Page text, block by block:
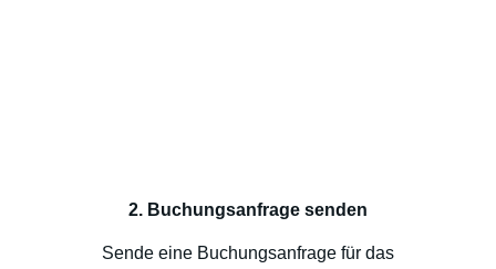
2. Buchungsanfrage senden
Sende eine Buchungsanfrage für das